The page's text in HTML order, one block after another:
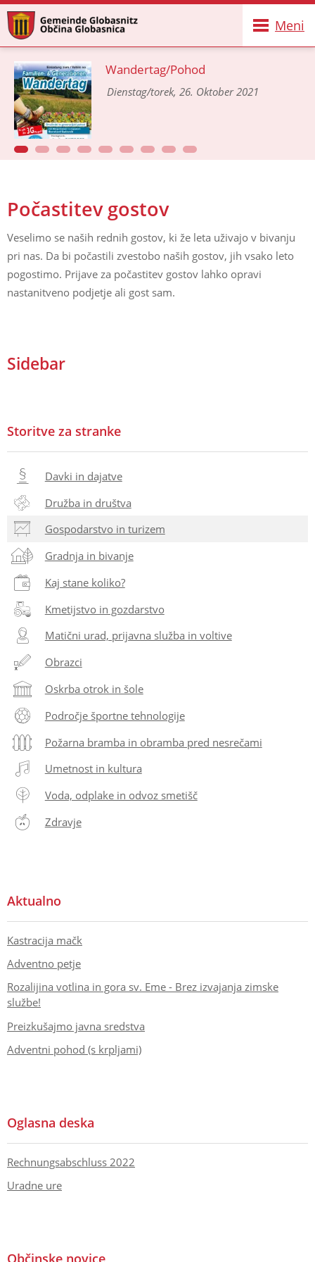
Meni
Wandertag/Pohod
Dienstag/torek, 26. Oktober 2021
Počastitev gostov
Veselimo se naših rednih gostov, ki že leta uživajo v bivanju
pri nas. Da bi počastili zvestobo naših gostov, jih vsako leto
pogostimo. Prijave za počastitev gostov lahko opravi
nastanitveno podjetje ali gost sam.
Sidebar
Storitve za stranke
Davki in dajatve
Družba in društva
Gospodarstvo in turizem
Gradnja in bivanje
Kaj stane koliko?
Kmetijstvo in gozdarstvo
Matični urad, prijavna služba in voltive
Obrazci
Oskrba otrok in šole
Področje športne tehnologije
Požarna bramba in obramba pred nesrečami
Umetnost in kultura
Voda, odplake in odvoz smetišč
Zdravje
Aktualno
Kastracija mačk
Adventno petje
Rozalijina votlina in gora sv. Eme - Brez izvajanja zimske
službe!
Preizkušajmo javna sredstva
Adventni pohod (s krpljami)
Oglasna deska
Rechnungsabschluss 2022
Uradne ure
Občinske novice